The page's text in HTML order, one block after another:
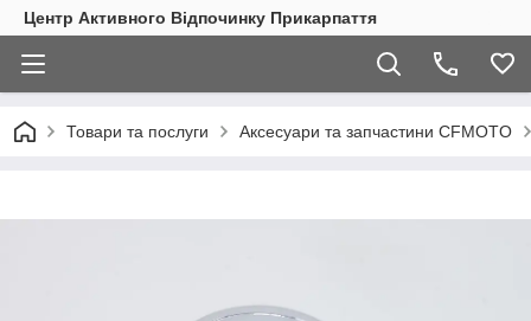
Центр Активного Відпочинку Прикарпаття
Товари та послуги Аксесуари та запчастини CFMOTO